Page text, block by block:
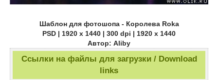
Шаблон для фотошопа - Королева Roka
PSD | 1920 x 1440 | 300 dpi | 1920 x 1440
Автор: Aliby
Ссылки на файлы для загрузки / Download
links